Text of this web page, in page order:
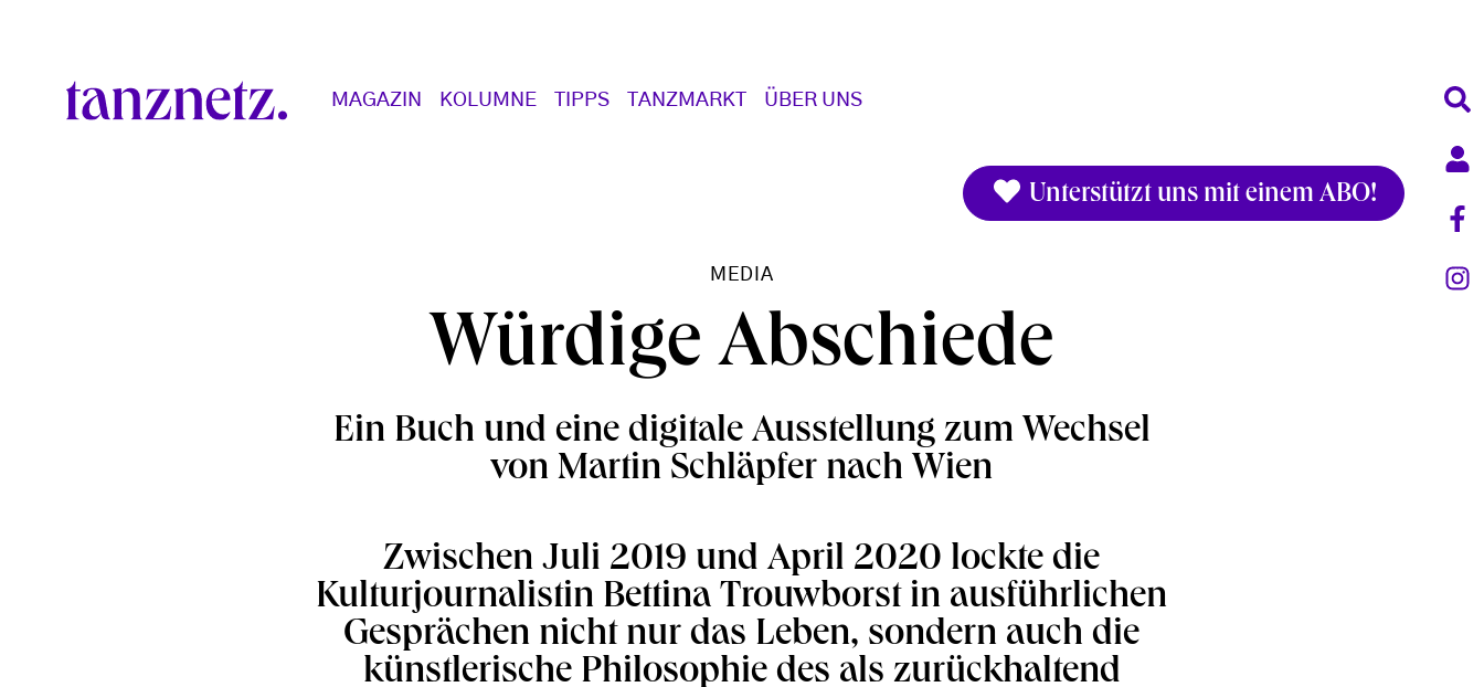
Main navigation
MAGAZIN KOLUMNE TIPPS TANZMARKT ÜBER UNS
Unterstützt uns mit einem ABO!
MEDIA
Würdige Abschiede
Ein Buch und eine digitale Ausstellung zum Wechsel
von Martin Schläpfer nach Wien
Zwischen Juli 2019 und April 2020 lockte die
Kulturjournalistin Bettina Trouwborst in ausführlichen
Gesprächen nicht nur das Leben, sondern auch die
künstlerische Philosophie des als zurückhaltend